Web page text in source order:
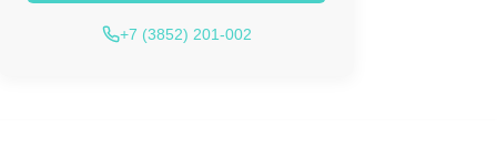
+7 (3852) 201-002